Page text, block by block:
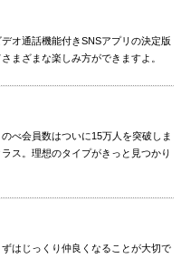
オ通話機能付きSNSアプリの決定版
まざまな楽しみ方ができますよ。
べ会員数はついに15万人を突破しま
ス。理想のタイプがきっと見つかり
はじっくり仲良くなることが大切で